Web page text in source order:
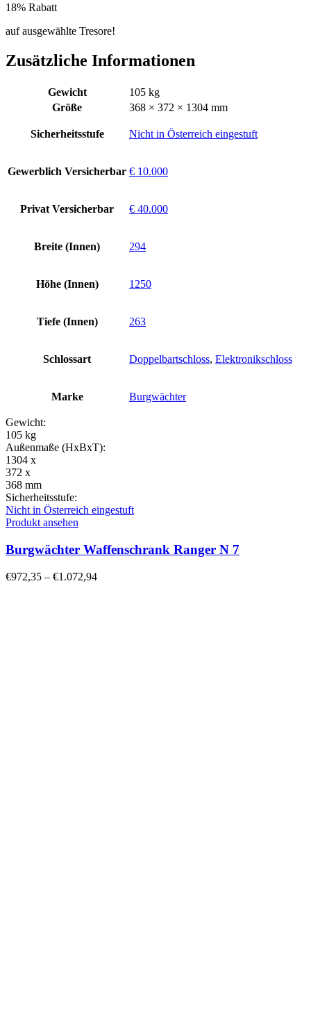
18% Rabatt
auf ausgewählte Tresore!
Zusätzliche Informationen
Gewicht
105 kg
Größe
368 × 372 × 1304 mm
Sicherheitsstufe Nicht in Österreich eingestuft
Gewerblich Versicherbar € 10.000
Privat Versicherbar € 40.000
Breite (Innen) 294
Höhe (Innen) 1250
Tiefe (Innen) 263
Schlossart Doppelbartschloss, Elektronikschloss
Marke Burgwächter
Gewicht:
105 kg
Außenmaße (HxBxT):
1304 x
372 x
368 mm
Sicherheitsstufe:
Nicht in Österreich eingestuft
Produkt ansehen
Burgwächter Waffenschrank Ranger N 7
€972,35 – €1.072,94